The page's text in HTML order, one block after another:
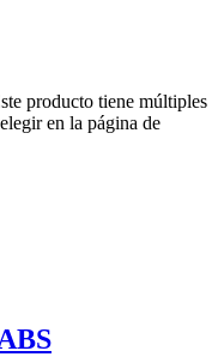
producto tiene múltiples
en la página de